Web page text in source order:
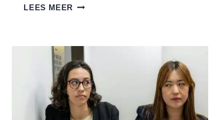
LEES MEER HOE
ONTDEK
HIER
WAT
ER
VAAK